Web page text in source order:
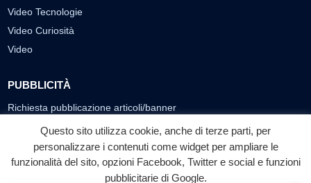
Video Tecnologie
Video Curiosità
Video
PUBBLICITÀ
Richiesta pubblicazione articoli/banner
SEGUICI SUI SOCIAL
f ◎ ▶
Questo sito utilizza cookie, anche di terze parti, per
personalizzare i contenuti come widget per ampliare le
funzionalità del sito, opzioni Facebook, Twitter e social e funzioni
pubblicitarie di Google.